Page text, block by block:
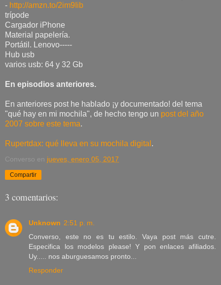
- http://amzn.to/2im9Iib
trípode
Cargador iPhone
Material papelería.
Portátil. Lenovo-----
Hub usb
varios usb: 64 y 32 Gb
En episodios anteriores.
En anteriores post he hablado ¡y documentado! del tema
"qué hay en mi mochila", de hecho tengo un post del año
2007 sobre este tema.
Rupertdax: qué lleva en su mochila digital .
Converso en jueves, enero 05, 2017
Compartir
3 comentarios:
Unknown 2:51 p. m.
Converso, este no es tu estilo. Vaya post más cutre.
Especifica los modelos please! Y pon enlaces afiliados.
Uy..... nos aburguesamos pronto...
Responder